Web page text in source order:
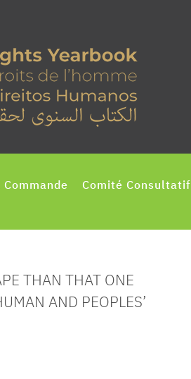
Commande Comité Consultatif
THAN THAT ONE
AND PEOPLES’